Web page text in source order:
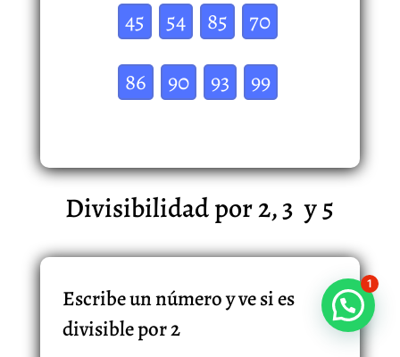
45
54 85
70
86
90 93 99
Divisibilidad por 2, 3 y 5
Escribe un número y ve si es
divisible por 2
1